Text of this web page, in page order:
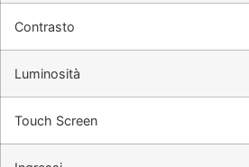
Contrasto
Luminosità
Touch Screen